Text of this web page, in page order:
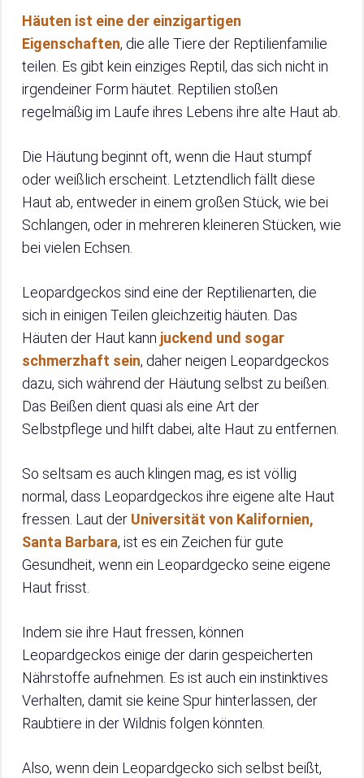
Häuten ist eine der einzigartigen
Eigenschaften, die alle Tiere der Reptilienfamilie
teilen. Es gibt kein einziges Reptil, das sich nicht in
irgendeiner Form häutet. Reptilien stoßen
regelmäßig im Laufe ihres Lebens ihre alte Haut ab.
Die Häutung beginnt oft, wenn die Haut stumpf
oder weißlich erscheint. Letztendlich fällt diese
Haut ab, entweder in einem großen Stück, wie bei
Schlangen, oder in mehreren kleineren Stücken, wie
bei vielen Echsen.
Leopardgeckos sind eine der Reptilienarten, die
sich in einigen Teilen gleichzeitig häuten. Das
Häuten der Haut kann juckend und sogar
schmerzhaft sein, daher neigen Leopardgeckos
dazu, sich während der Häutung selbst zu beißen.
Das Beißen dient quasi als eine Art der
Selbstpflege und hilft dabei, alte Haut zu entfernen.
So seltsam es auch klingen mag, es ist völlig
normal, dass Leopardgeckos ihre eigene alte Haut
fressen. Laut der Universität von Kalifornien,
Santa Barbara, ist es ein Zeichen für gute
Gesundheit, wenn ein Leopardgecko seine eigene
Haut frisst.
Indem sie ihre Haut fressen, können
Leopardgeckos einige der darin gespeicherten
Nährstoffe aufnehmen. Es ist auch ein instinktives
Verhalten, damit sie keine Spur hinterlassen, der
Raubtiere in der Wildnis folgen könnten.
Also, wenn dein Leopardgecko sich selbst beißt,